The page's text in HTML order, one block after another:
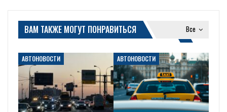
Все
ВАМ ТАКЖЕ МОГУТ ПОНРАВИТЬСЯ
АВТОНОВОСТИ АВТОНОВОСТИ